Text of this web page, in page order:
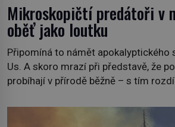
Mikroskopičtí predátoři v
oběť jako loutku
Připomíná to námět apokalyptického
Us. A skoro mrazí při představě, že
probíhají v přírodě běžně – s tím
dokáže ovládat jen vývojově
živočichy, než je člověk. Najít